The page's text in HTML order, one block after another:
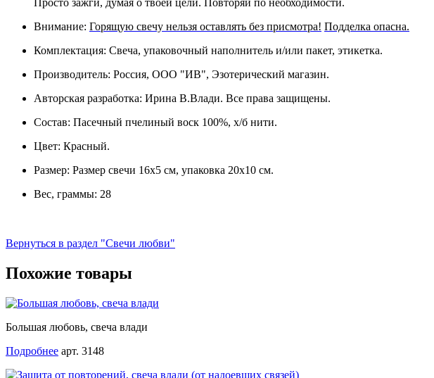
Внимание: Горящую свечу нельзя оставлять без присмотра! Подделка опасна.
Комплектация: Свеча, упаковочный наполнитель и/или пакет, этикетка.
Производитель: Россия, ООО "ИВ", Эзотерический магазин.
Авторская разработка: Ирина В.Влади. Все права защищены.
Состав: Пасечный пчелиный воск 100%, х/б нити.
Цвет: Красный.
Размер: Размер свечи 16х5 см, упаковка 20х10 см.
Вес, граммы: 28
Вернуться в раздел "Свечи любви"
Похожие товары
Большая любовь, свеча влади
Подробнее арт. 3148